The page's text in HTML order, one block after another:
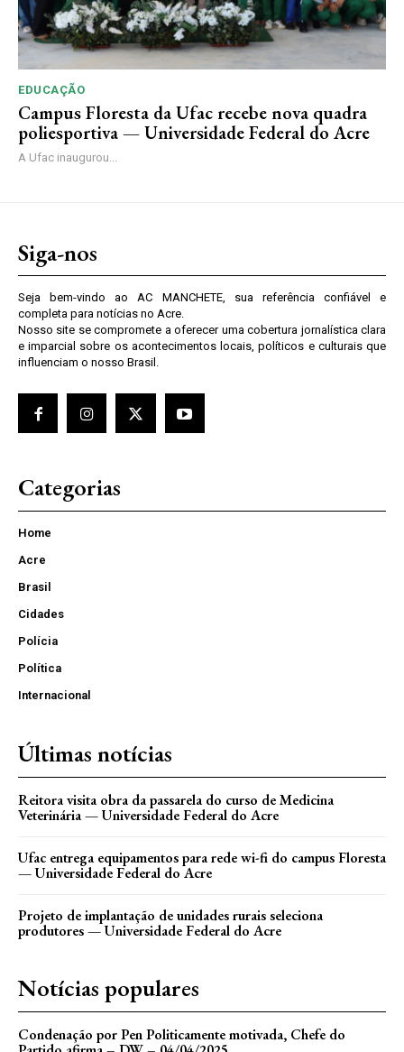
EDUCAÇÃO
Campus Floresta da Ufac recebe nova quadra
poliesportiva — Universidade Federal do Acre
A Ufac inaugurou...
Siga-nos
Seja bem-vindo ao AC MANCHETE, sua referência confiável e
completa para notícias no Acre.
Nosso site se compromete a oferecer uma cobertura jornalística clara
e imparcial sobre os acontecimentos locais, políticos e culturais que
influenciam o nosso Brasil.
Categorias
Home
Acre
Brasil
Cidades
Polícia
Política
Internacional
Últimas notícias
Reitora visita obra da passarela do curso de Medicina
Veterinária — Universidade Federal do Acre
Ufac entrega equipamentos para rede wi-fi do campus Floresta
— Universidade Federal do Acre
Projeto de implantação de unidades rurais seleciona
produtores — Universidade Federal do Acre
Notícias populares
Condenação por Pen Politicamente motivada, Chefe do